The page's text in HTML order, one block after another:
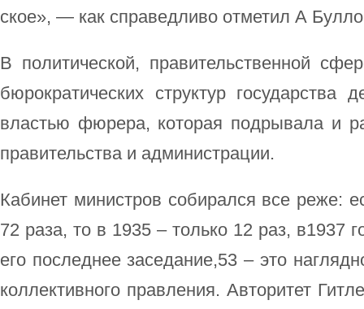
ское», — как спра­вед­ли­во от­ме­тил А
В по­ли­ти­че­ской, пра­ви­тель­ст­вен­ной
бю­ро­кра­ти­че­ских струк­тур го­су­дар­ст­ва
вла­стью фю­ре­ра, ко­то­рая под­ры­ва­ла и
пра­ви­тель­ст­ва и ад­ми­ни­ст­ра­ции.
Ка­би­нет ми­ни­ст­ров со­би­рал­ся все ре­же:
72 раза, то в 1935 – толь­ко 12 раз, в1937
его по­след­нее за­се­да­ние,53 – это
кол­лек­тив­но­го прав­ле­ния. Ав­то­ри­тет